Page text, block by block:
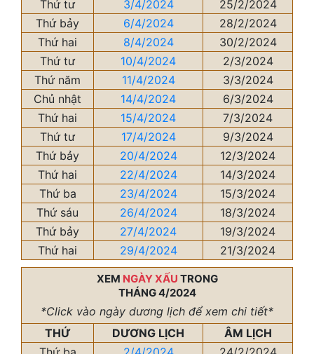
Thứ tư
3/4/2024
25/2/2024
Thứ bảy
6/4/2024
28/2/2024
Thứ hai
8/4/2024
30/2/2024
Thứ tư
10/4/2024
2/3/2024
Thứ năm
11/4/2024
3/3/2024
Chủ nhật
14/4/2024
6/3/2024
Thứ hai
15/4/2024
7/3/2024
Thứ tư
17/4/2024
9/3/2024
Thứ bảy
20/4/2024
12/3/2024
Thứ hai
22/4/2024
14/3/2024
Thứ ba
23/4/2024
15/3/2024
Thứ sáu
26/4/2024
18/3/2024
Thứ bảy
27/4/2024
19/3/2024
Thứ hai
29/4/2024 21/3/2024
XEM NGÀY XẤU TRONG
THÁNG 4/2024
*Click vào ngày dương lịch để xem chi tiết*
THỨ
DƯƠNG LỊCH
ÂM LỊCH